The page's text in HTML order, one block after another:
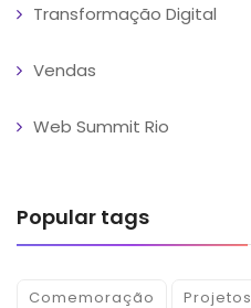
Transformação Digital
Vendas
Web Summit Rio
Popular tags
Comemoração Projetos